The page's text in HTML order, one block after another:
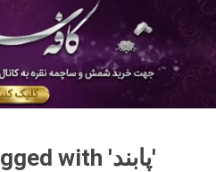
Products tagged with 'پابند'